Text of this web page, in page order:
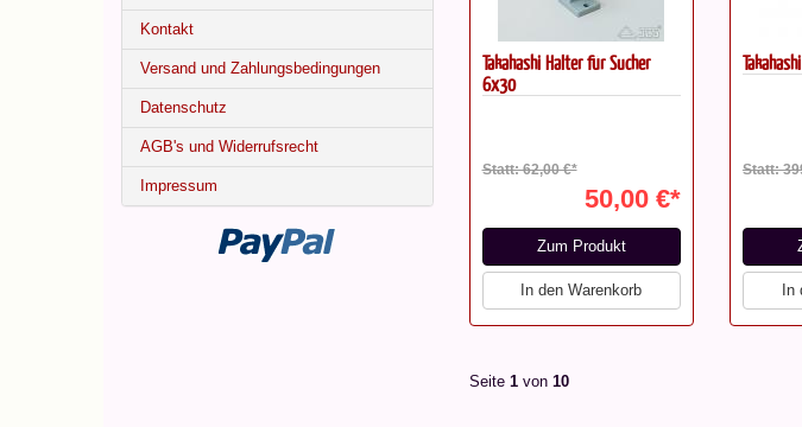
Kontakt
Versand und Zahlungsbedingungen
Datenschutz
AGB's und Widerrufsrecht
Impressum
Takahashi Halter für Sucher
6x30
Statt: 62,00 €*
50,00 €*
Zum Produkt
In den Warenkorb
Statt:
In
Seite 1von 10